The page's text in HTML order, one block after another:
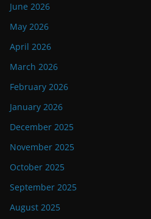
June 2026
May 2026
April 2026
March 2026
February 2026
January 2026
December 2025
November 2025
October 2025
September 2025
August 2025